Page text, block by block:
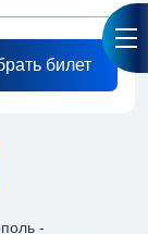
билет
-